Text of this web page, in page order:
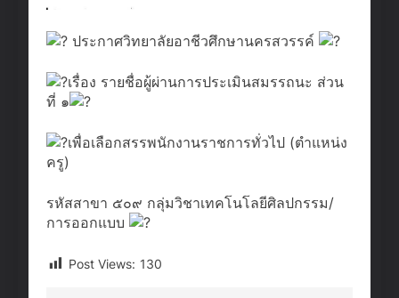
ประกาศวิทยาลัยอาชีวศึกษานครสวรรค์
เรื่อง รายชื่อผู้ผ่านการประเมินสมรรถนะ ส่วน
ที่ ๑
เพื่อเลือกสรรพนักงานราชการทั่วไป (ตำแหน่ง
ครู)
รหัสสาขา ๕๐๙ กลุ่มวิชาเทคโนโลยีศิลปกรรม/
การออกแบบ
Post Views: 130